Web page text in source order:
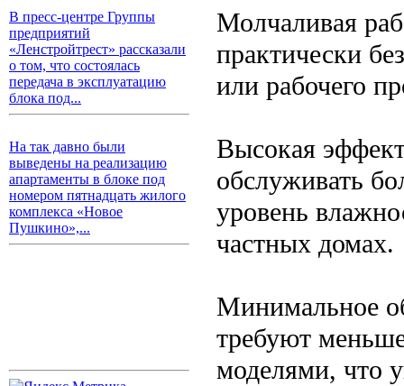
В пресс-центре Группы
предприятий
«Ленстройтрест» рассказали
о том, что состоялась
передача в эксплуатацию
блока под...
На так давно были
выведены на реализацию
апартаменты в блоке под
номером пятнадцать жилого
комплекса «Новое
Пушкино»,...
Молчаливая
практически
или рабочего
Высокая
обслуживать
уровень
частных домах.
Минимальное
требуют
моделями, что